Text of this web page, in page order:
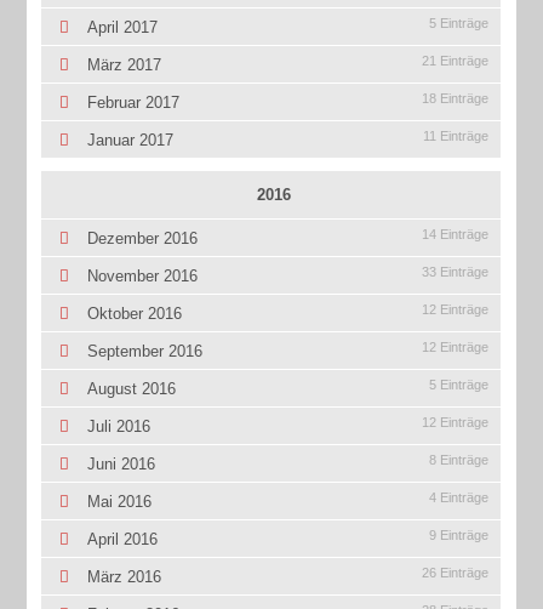
April 2017 5 Einträge
März 2017 21 Einträge
Februar 2017 18 Einträge
Januar 2017 11 Einträge
2016
Dezember 2016 14 Einträge
November 2016 33 Einträge
Oktober 2016 12 Einträge
September 2016 12 Einträge
August 2016 5 Einträge
Juli 2016 12 Einträge
Juni 2016 8 Einträge
Mai 2016 4 Einträge
April 2016 9 Einträge
März 2016 26 Einträge